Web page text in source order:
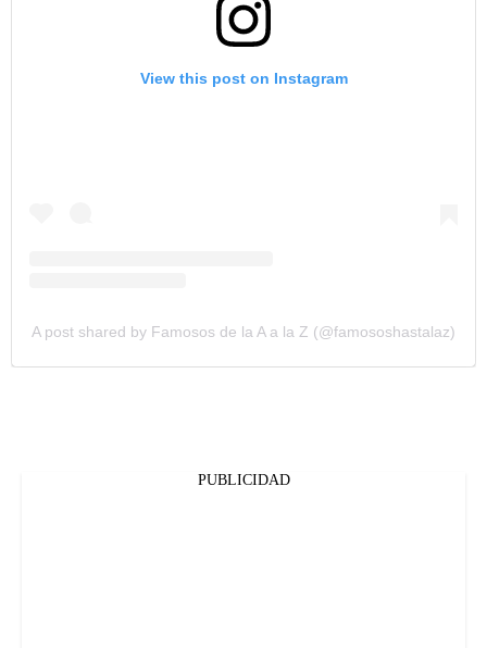
View this post on Instagram
A post shared by Famosos de la A a la Z (@famososhastalaz)
PUBLICIDAD